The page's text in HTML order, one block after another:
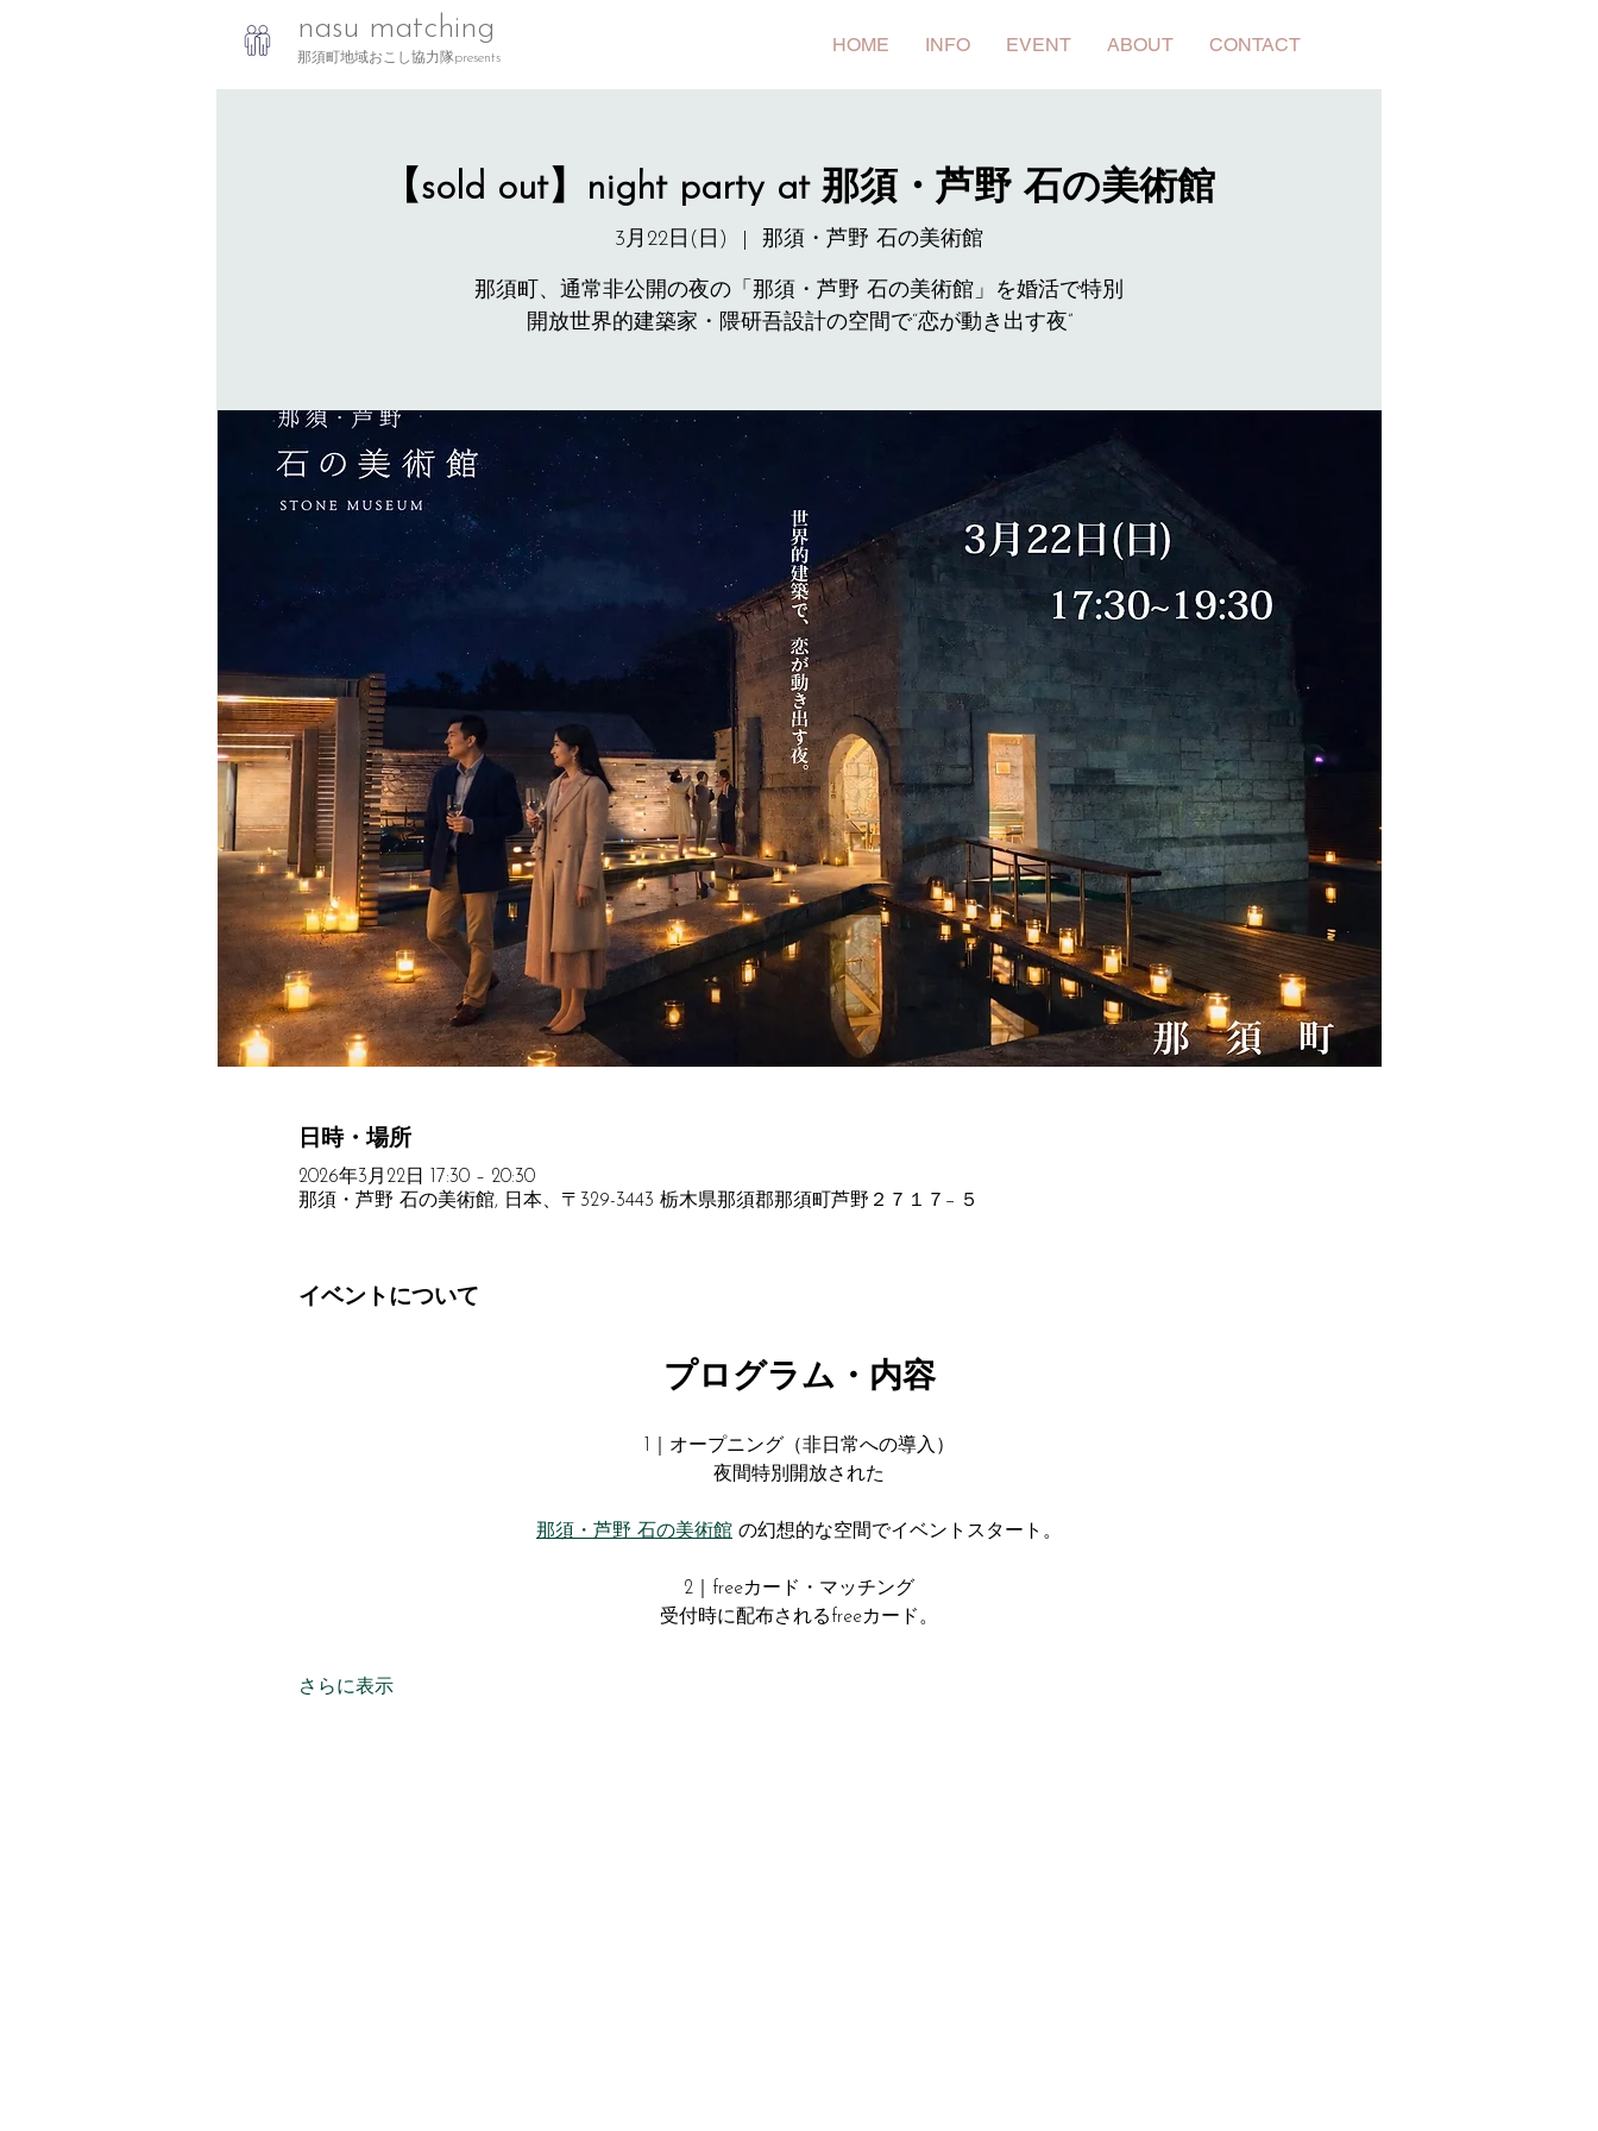
nasu matching
那須町地域おこし協力隊presents
HOME INFO EVENT ABOUT CONTACT
【sold out】night party at 那須・芦野 石の美術館
3月22日(日) 那須・芦野 石の美術館
那須町、通常非公開の夜の「那須・芦野 石の美術館」を婚活で特別
開放世界的建築家・隈研吾設計の空間で“恋が動き出す夜”
日時・場所
2026年3月22日 17:30 – 20:30
那須・芦野 石の美術館, 日本、〒329-3443 栃木県那須郡那須町芦野２７１７−５
イベントについて
プログラム・内容
1｜オープニング（非日常への導入）
夜間特別開放された
那須・芦野 石の美術館 の幻想的な空間でイベントスタート。
2｜freeカード・マッチング
受付時に配布されるfreeカード。
さらに表示